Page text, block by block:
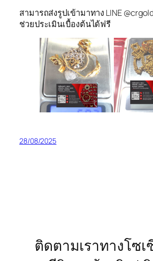
สามารถส่งรูปเข้ามาทาง LINE
ช่วยประเมินเบื้องต้นได้ฟรี
28/08/2025
ติดตามเราทางโซเ